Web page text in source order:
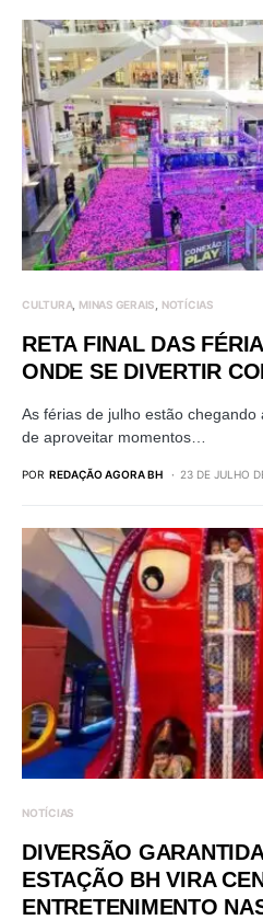
CULTURA MINAS GERAIS NOTÍCIAS
RETA FINAL DAS
ONDE SE DIVERTIR
As férias de julho estão
de aproveitar momentos…
POR REDAÇÃO AGORA BH 23 DE JULHO
NOTÍCIAS
DIVERSÃO
ESTAÇÃO BH VIRA
ENTRETENIMENTO